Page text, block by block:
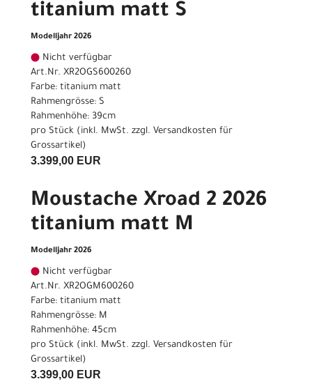
titanium matt S
Modelljahr 2026
Nicht verfügbar
Art.Nr. XR2OGS600260
Farbe: titanium matt
Rahmengrösse: S
Rahmenhöhe: 39cm
pro Stück (inkl. MwSt. zzgl. Versandkosten für
Grossartikel)
3.399,00 EUR
Moustache Xroad 2 2026
titanium matt M
Modelljahr 2026
Nicht verfügbar
Art.Nr. XR2OGM600260
Farbe: titanium matt
Rahmengrösse: M
Rahmenhöhe: 45cm
pro Stück (inkl. MwSt. zzgl. Versandkosten für
Grossartikel)
3.399,00 EUR